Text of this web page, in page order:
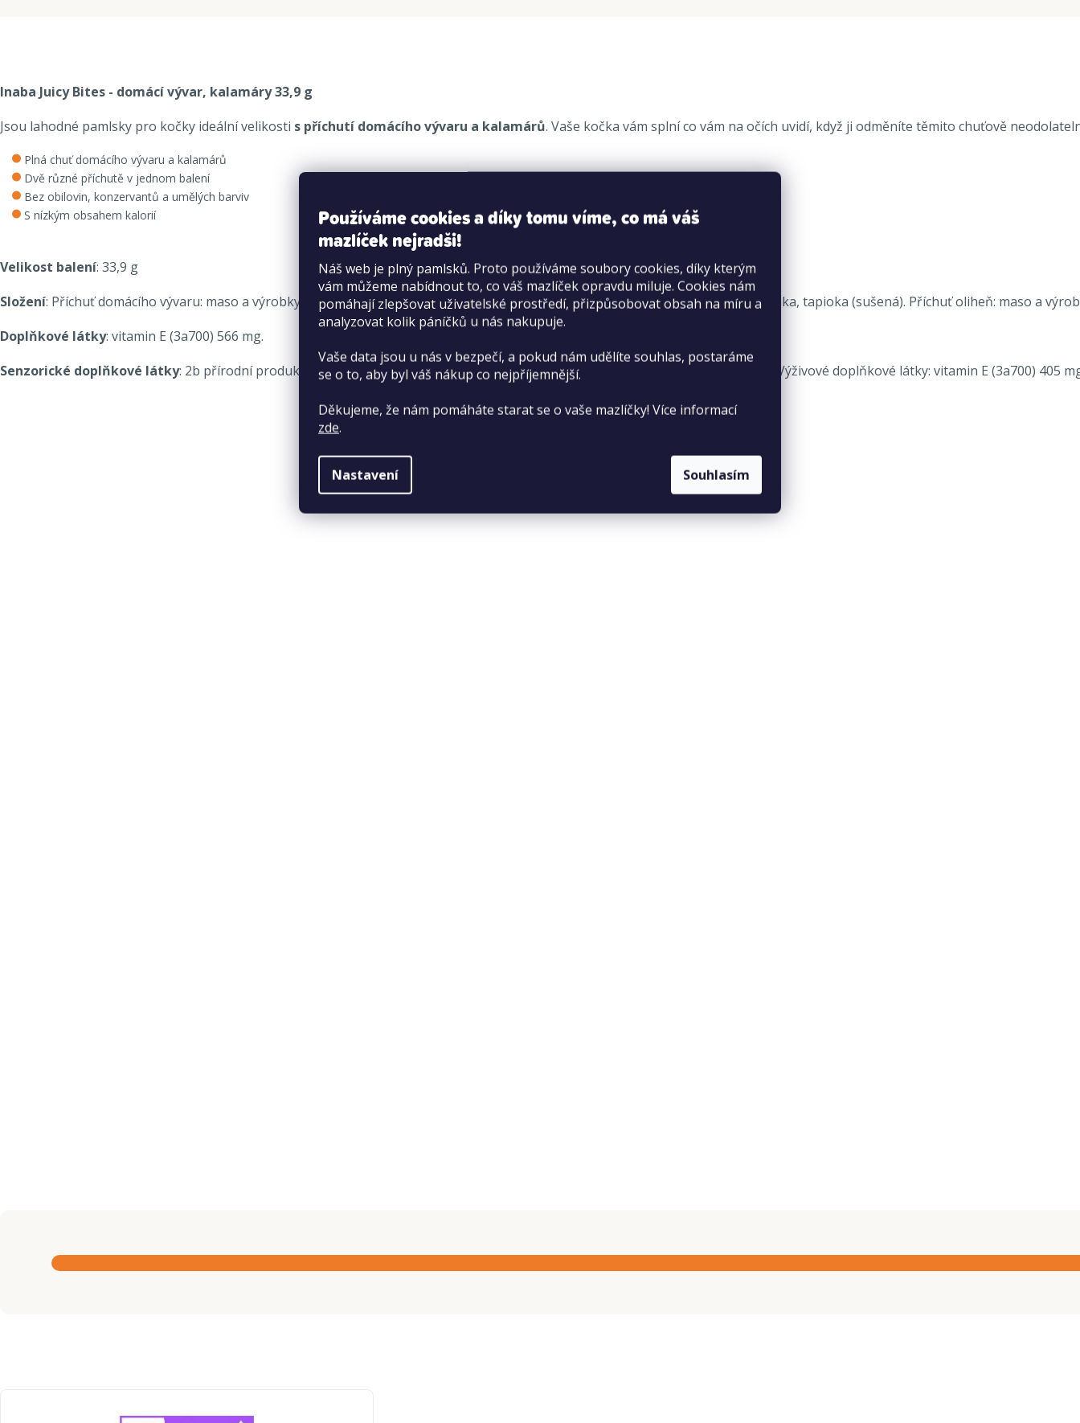
Používáme cookies a díky tomu víme, co má váš
mazlíček nejradši!
Náš web je plný pamlsků. Proto používáme soubory cookies, díky kterým
vám můžeme nabídnout to, co váš mazlíček opravdu miluje. Cookies nám
pomáhají zlepšovat uživatelské prostředí, přizpůsobovat obsah na míru a
analyzovat kolik páníčků u nás nakupuje.
Vaše data jsou u nás v bezpečí, a pokud nám udělíte souhlas, postaráme
se o to, aby byl váš nákup co nejpříjemnější.
Děkujeme, že nám pomáháte starat se o vaše mazlíčky! Více informací
zde.
Nastavení Souhlasím
Inaba Juicy Bites - domácí vývar, kalamáry33,9 g
Jsou lahodné pamlsky pro kočky ideální velikosti s příchutí domácího vývaru a kalamárů. Vaše kočka vám splní co vám na očích uvidí, když ji odměníte těmito chuťově
Plná chuť domácího vývaru a kalamárů
Dvě různé příchutě v jednom balení
Bez obilovin, konzervantů a umělých barviv
S nízkým obsahem kalorií
Velikost balení: 33,9 g
Složení: Příchuť domácího vývaru: maso a výrobky živočišného původu (kuřecí 94,9 %), tuňák, sušené mořské plody, extrakt z tuňáka, tapioka (sušená). Příchuť oliheň: maso a
Doplňkové látky: vitamin E (3a700) 566 mg.
Senzorické doplňkové látky: 2b přírodní produkty – botanicky definované, Camellia thea Link 200 mg. Příchuť domácího vývaru: Výživové doplňkové látky: vitamin E (3a700)